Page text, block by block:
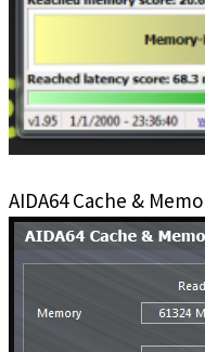
AIDA64 Cache &